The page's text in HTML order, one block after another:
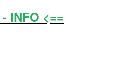
INFO <==